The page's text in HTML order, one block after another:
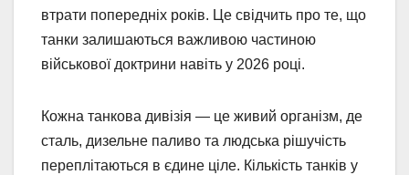
втрати попередніх років. Це свідчить про те, що
танки залишаються важливою частиною
військової доктрини навіть у 2026 році.
Кожна танкова дивізія — це живий організм, де
сталь, дизельне паливо та людська рішучість
переплітаються в єдине ціле. Кількість танків у